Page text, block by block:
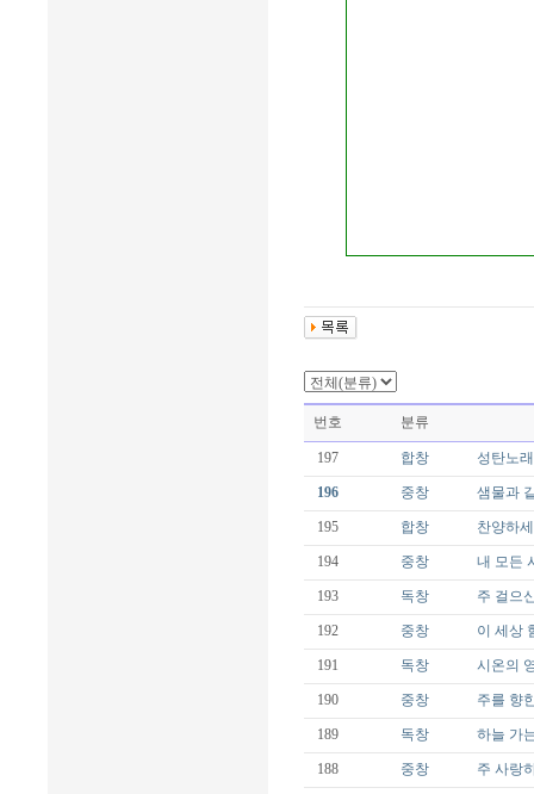
번호 분류
197 합창 성탄노
196 중창 샘물과
195 합창 찬양하
194 중창 내 모든
193 독창 주 걸으
192 중창 이 세상
191 독창 시온의
190 중창 주를 향
189 독창 하늘 가
188 중창 주 사랑